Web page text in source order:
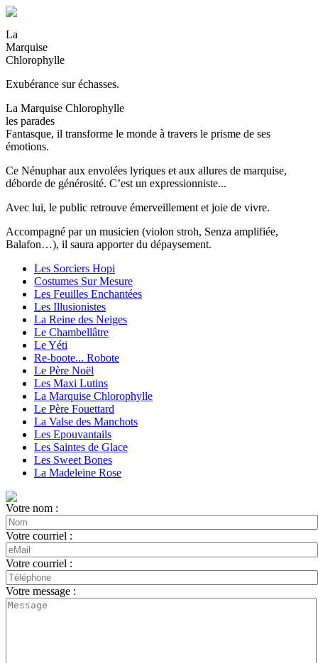
La
Marquise
Chlorophylle
Exubérance sur échasses.
La Marquise Chlorophylle
les parades
Fantasque, il transforme le monde à travers le prisme de ses
émotions.
Ce Nénuphar aux envolées lyriques et aux allures de marquise,
déborde de générosité. C’est un expressionniste...
Avec lui, le public retrouve émerveillement et joie de vivre.
Accompagné par un musicien (violon stroh, Senza amplifiée,
Balafon…), il saura apporter du dépaysement.
Les Sorciers Hopi
Costumes Sur Mesure
Les Feuilles Enchantées
Les Illusionistes
La Reine des Neiges
Le Chambellâtre
Le Yéti
Re-boote... Robote
Le Père Noël
Les Maxi Lutins
La Marquise Chlorophylle
Le Père Fouettard
La Valse des Manchots
Les Epouvantails
Les Saintes de Glace
Les Sweet Bones
La Madeleine Rose
Votre nom :
Votre courriel :
Votre courriel :
Votre message :